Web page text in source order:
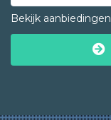
Bekijk aanbiedingen